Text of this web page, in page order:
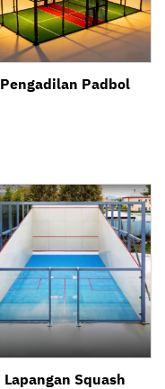
Pengadilan Padbol
Lapangan Squash